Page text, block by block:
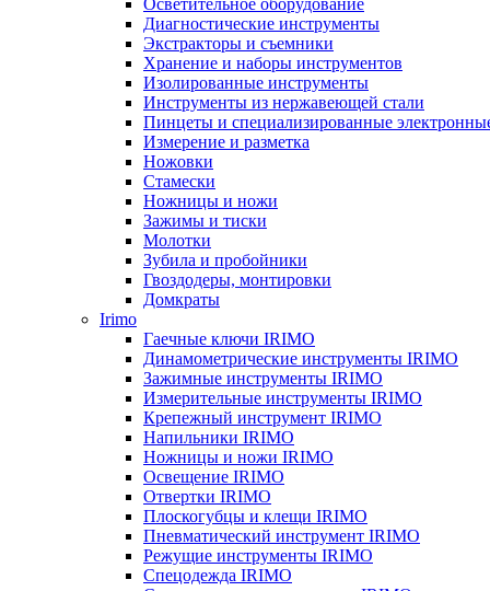
Осветительное оборудование
Диагностические инструменты
Экстракторы и съемники
Хранение и наборы инструментов
Изолированные инструменты
Инструменты из нержавеющей стали
Пинцеты и специализированные
Измерение и разметка
Ножовки
Стамески
Ножницы и ножи
Зажимы и тиски
Молотки
Зубила и пробойники
Гвоздодеры, монтировки
Домкраты
Irimo
Гаечные ключи IRIMO
Динамометрические инструменты IRIMO
Зажимные инструменты IRIMO
Измерительные инструменты IRIMO
Крепежный инструмент IRIMO
Напильники IRIMO
Ножницы и ножи IRIMO
Освещение IRIMO
Отвертки IRIMO
Плоскогубцы и клещи IRIMO
Пневматический инструмент IRIMO
Режущие инструменты IRIMO
Спецодежда IRIMO